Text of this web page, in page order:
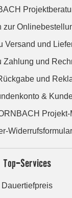
zur
Versand und
Zahlung und
und
&
Projekt-
Widerrufsformular
Top-Services
Dauertiefpreis